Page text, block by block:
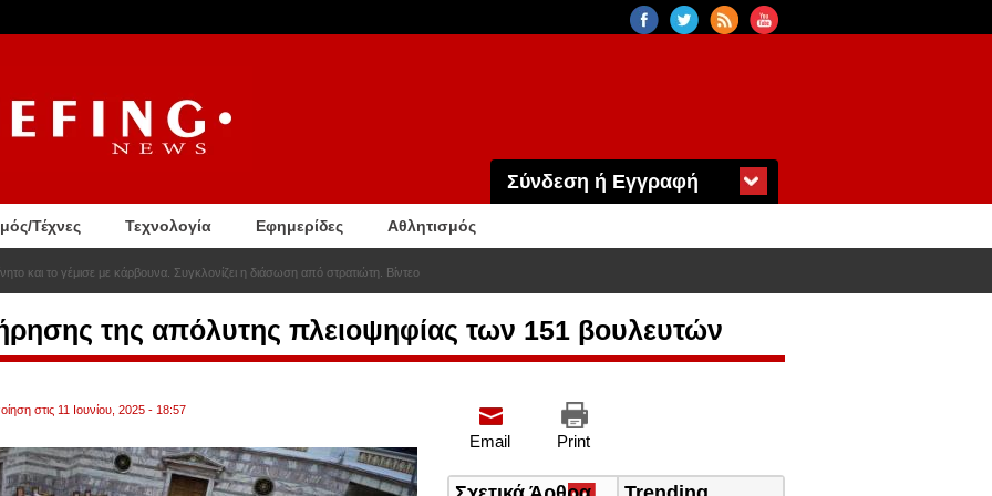
Σύνδεση ή Εγγραφή
Τέχνες Τεχνολογία Εφημερίδες Αθλητισμός
και το γέμισε με κάρβουνα. Συγκλονίζει η διάσωση από στρατιώτη. Βίντεο
της απόλυτης πλειοψηφίας των 151 βουλευτών
στις 11 Ιουνίου, 2025 - 18:57
Print
Email